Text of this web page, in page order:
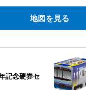
地図を見る
記念硬券セ